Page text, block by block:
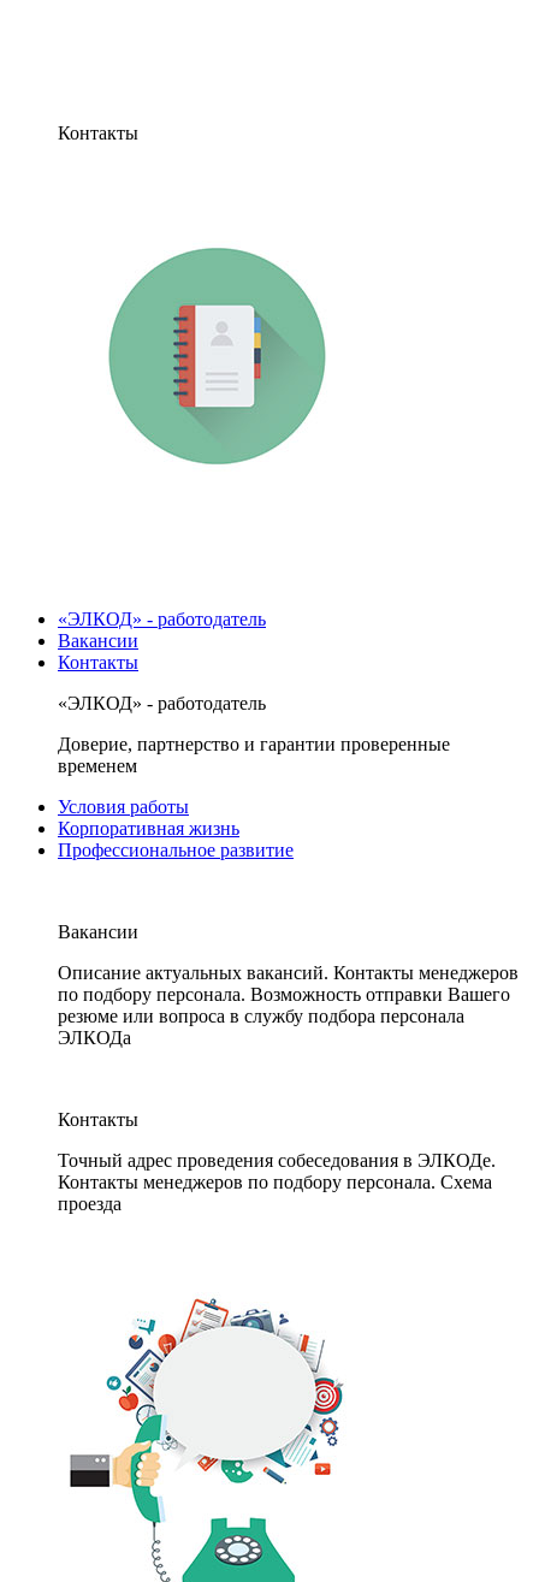
Контакты
«ЭЛКОД» - работодатель
Вакансии
Контакты
«ЭЛКОД» - работодатель
Доверие, партнерство и гарантии проверенные
временем
Условия работы
Корпоративная жизнь
Профессиональное развитие
Вакансии
Описание актуальных вакансий. Контакты менеджеров
по подбору персонала. Возможность отправки Вашего
резюме или вопроса в службу подбора персонала
ЭЛКОДа
Контакты
Точный адрес проведения собеседования в ЭЛКОДе.
Контакты менеджеров по подбору персонала. Схема
проезда